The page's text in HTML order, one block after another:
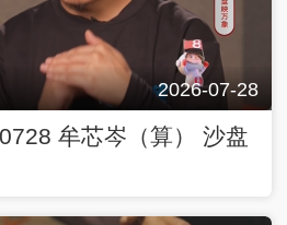
2026-07-28
牟芯岑（算） 沙盘